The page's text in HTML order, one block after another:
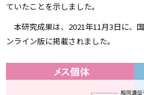
ていたことを示しました。
本研究成果は、2021年11月3日に、
ンライン版に掲載されました。